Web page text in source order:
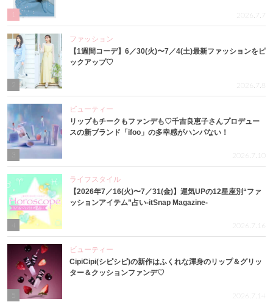
2026.7.7
ファッション
【1週間コーデ】6／30(火)〜7／4(土)最新ファッションをピ
ックアップ♡
2026.7.8
3
ビューティー
リップもチークもファンデも♡千吉良恵子さんプロデュー
スの新ブランド「ifoo」の多幸感がハンパない！
2026.7.10
4
ライフスタイル
【2026年7／16(火)〜7／31(金)】運気UPの12星座別“ファ
ッションアイテム”占い-itSnap Magazine-
2026.7.16
ビューティー
CipiCipi(シピシピ)の新作はふくれな渾身のリップ＆グリッ
ター＆クッションファンデ♡
2026.7.14